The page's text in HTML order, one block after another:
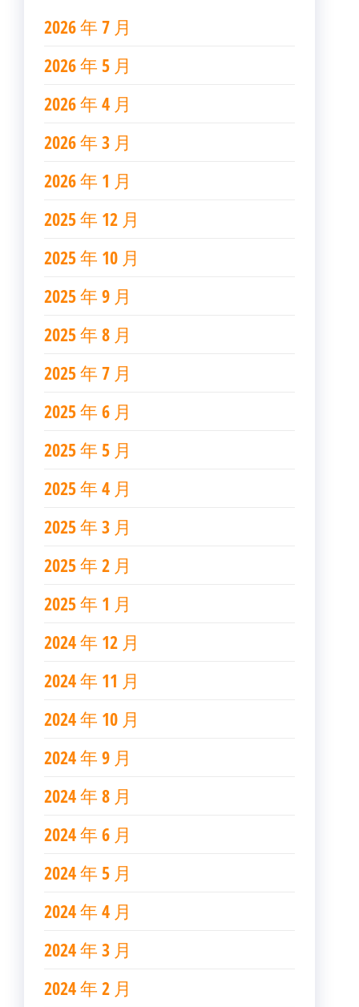
2026 年 7 月
2026 年 5 月
2026 年 4 月
2026 年 3 月
2026 年 1 月
2025 年 12 月
2025 年 10 月
2025 年 9 月
2025 年 8 月
2025 年 7 月
2025 年 6 月
2025 年 5 月
2025 年 4 月
2025 年 3 月
2025 年 2 月
2025 年 1 月
2024 年 12 月
2024 年 11 月
2024 年 10 月
2024 年 9 月
2024 年 8 月
2024 年 6 月
2024 年 5 月
2024 年 4 月
2024 年 3 月
2024 年 2 月